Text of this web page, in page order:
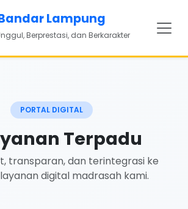
Bandar Lampung
Berprestasi, dan Berkarakter
PORTAL DIGITAL
Terpadu
transparan, dan terintegrasi ke
digital madrasah kami.